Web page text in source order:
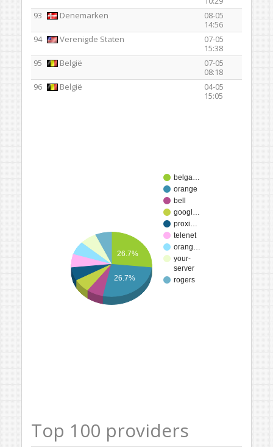
93
Denemarken
08-05
14:56
94
Verenigde Staten
07-05
15:38
95
België
07-05
08:18
96
België
04-05
15:05
belga…
orange
bell
googl…
proxi…
telenet
orang…
your-
server
rogers
26.7%
26.7%
Top 100 providers